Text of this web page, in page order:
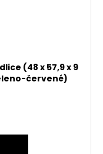
(48 x 57,9 x 9
červené)